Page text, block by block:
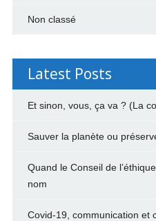
Non classé
Latest Posts
Et sinon, vous, ça va ? (La
Sauver la planète ou
Quand le Conseil de
nom
Covid-19, communication et